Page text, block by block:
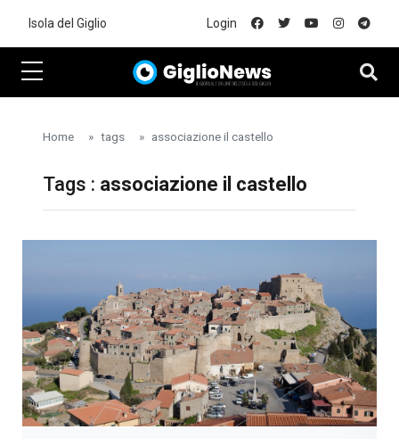
Isola del Giglio Login
Home tags associazione il castello
Tags : associazione il castello